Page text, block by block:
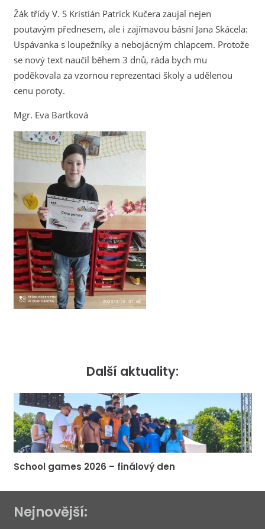
Žák třídy V. S Kristián Patrick Kučera zaujal nejen
poutavým přednesem, ale i zajímavou básní Jana Skácela:
Uspávanka s loupežníky a nebojácným chlapcem. Protože
se nový text naučil během 3 dnů, ráda bych mu
poděkovala za vzornou reprezentaci školy a udělenou
cenu poroty.
Mgr. Eva Bartková
Další aktuality:
School games 2026 – finálový den
Nejnovější: